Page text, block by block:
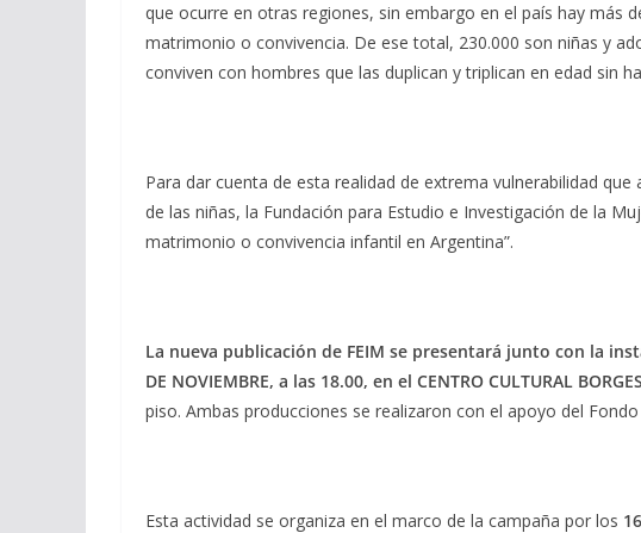
que ocurre en otras regiones, sin embargo en el país hay más
matrimonio o convivencia. De ese total, 230.000 son niñas y
conviven con hombres que las duplican y triplican en edad sin
Para dar cuenta de esta realidad de extrema vulnerabilidad
de las niñas, la Fundación para Estudio e Investigación de la
matrimonio o convivencia infantil en Argentina”.
La nueva publicación de FEIM se presentará junto con la
DE NOVIEMBRE, a las 18.00, en el CENTRO CULTURAL BORGES
piso. Ambas producciones se realizaron con el apoyo del
Esta actividad se organiza en el marco de la campaña por los